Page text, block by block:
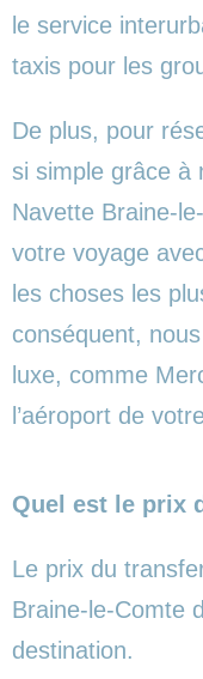
le service
taxis pour les
De plus, pour
si simple grâce à
Navette Braine-
votre voyage
les choses les
conséquent,
luxe, comme
l’aéroport de
Quel est le prix
Le prix du
Braine-le-Comte
destination.